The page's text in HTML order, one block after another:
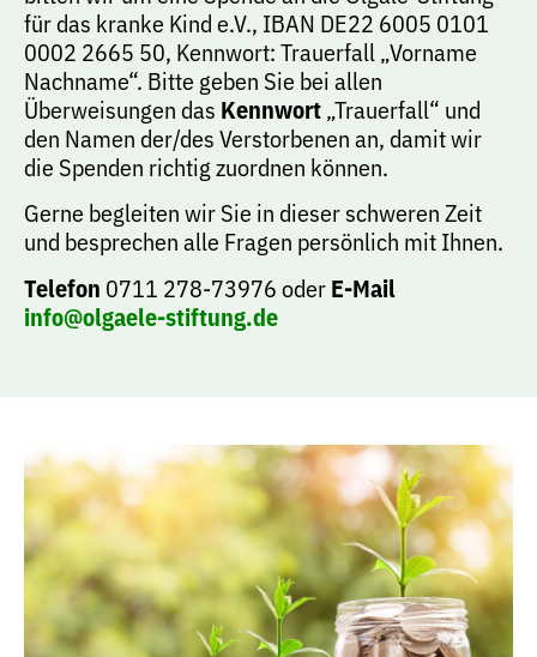
für das kranke Kind e.V., IBAN DE22 6005 0101
0002 2665 50, Kennwort: Trauerfall „Vorname
Nachname“. Bitte geben Sie bei allen
Überweisungen das Kennwort„Trauerfall“ und
den Namen der/des Verstorbenen an, damit wir
die Spenden richtig zuordnen können.
Gerne begleiten wir Sie in dieser schweren Zeit
und besprechen alle Fragen persönlich mit Ihnen.
Telefon 0711 278-73976 oderE-Mail
info@olgaele-stiftung.de